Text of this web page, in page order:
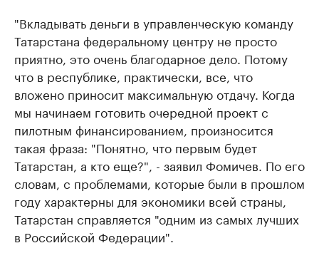
"Вкладывать деньги в управленческую команду
Татарстана федеральному центру не просто
приятно, это очень благодарное дело. Потому
что в республике, практически, все, что
вложено приносит максимальную отдачу. Когда
мы начинаем готовить очередной проект с
пилотным финансированием, произносится
такая фраза: "Понятно, что первым будет
Татарстан, а кто еще?", - заявил Фомичев. По его
словам, с проблемами, которые были в прошлом
году характерны для экономики всей страны,
Татарстан справляется "одним из самых лучших
в Российской Федерации".